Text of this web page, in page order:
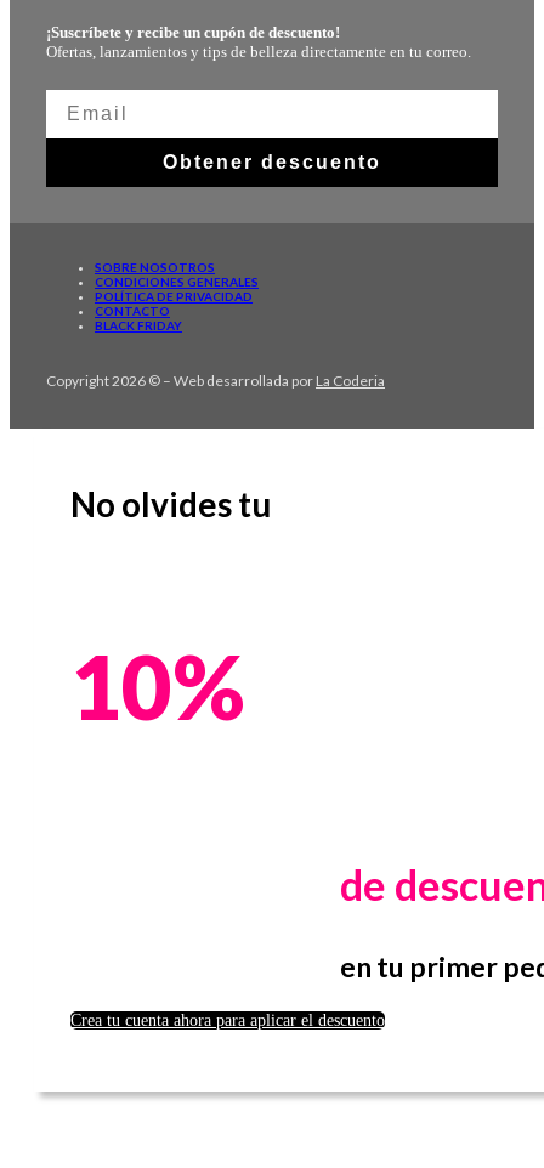
¡Suscríbete y recibe un cupón de descuento!
Ofertas, lanzamientos y tips de belleza directamente en tu correo.
Obtener descuento
SOBRE NOSOTROS
CONDICIONES GENERALES
POLÍTICA DE PRIVACIDAD
CONTACTO
BLACK FRIDAY
Copyright 2026 © – Web desarrollada por La Coderia
No olvides tu
10%
de
en tu primer
Crea tu cuenta ahora para aplicar el descuento